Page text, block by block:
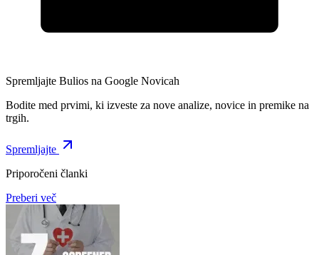
Spremljajte Bulios na Google Novicah
Bodite med prvimi, ki izveste za nove analize, novice in premike na
trgih.
Spremljajte
Priporočeni članki
Preberi več